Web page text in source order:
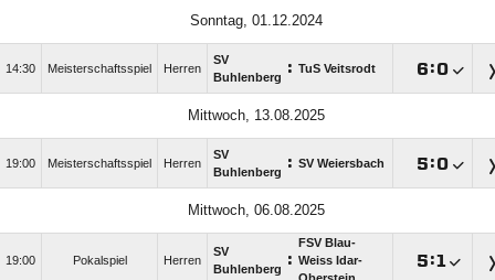
Sonntag, 01.12.2024
14:30 Meisterschaftsspiel Herren
SV
Buhlenberg : TuS Veitsrodt :
Mittwoch, 13.08.2025
19:00 Meisterschaftsspiel Herren
SV
Buhlenberg : SV Weiersbach :
Mittwoch, 06.08.2025
19:00 Pokalspiel Herren
SV
Buhlenberg :
FSV Blau-
Weiss Idar-
: